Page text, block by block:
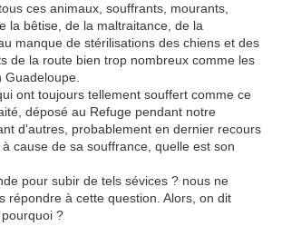
ces animaux, souffrants, mourants,
la bêtise, de la maltraitance, de la
manque de stérilisations des chiens et des
de la route bien trop nombreux comme les
ont toujours tellement souffert comme ce
déposé au Refuge pendant notre
d'autres, probablement en dernier recours
cause de sa souffrance, quelle est son
pour subir de tels sévices ? nous ne
répondre à cette question. Alors, on dit
?